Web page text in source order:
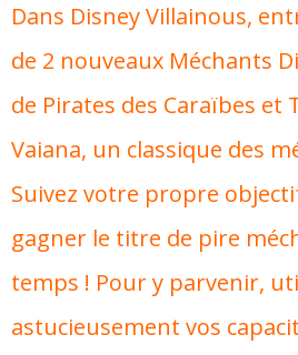
Dans Disney Villainous,
de 2 nouveaux Méchants
de Pirates des Caraïbes et
Vaiana, un classique des
Suivez votre propre
gagner le titre de pire
temps ! Pour y parvenir,
astucieusement vos